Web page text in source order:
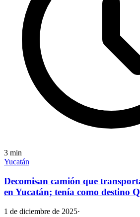
3 min
Yucatán
Decomisan camión que
en Yucatán; tenía como destino
1 de diciembre de 2025·